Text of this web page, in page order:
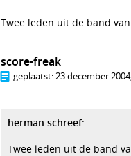
Twee leden uit de band
score-freak
geplaatst:23 december
herman schreef:
Twee leden uit de band